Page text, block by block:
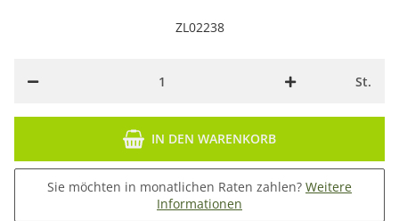
ZL02238
St.
IN DEN WARENKORB
Sie möchten in monatlichen Raten zahlen? Weitere
Informationen